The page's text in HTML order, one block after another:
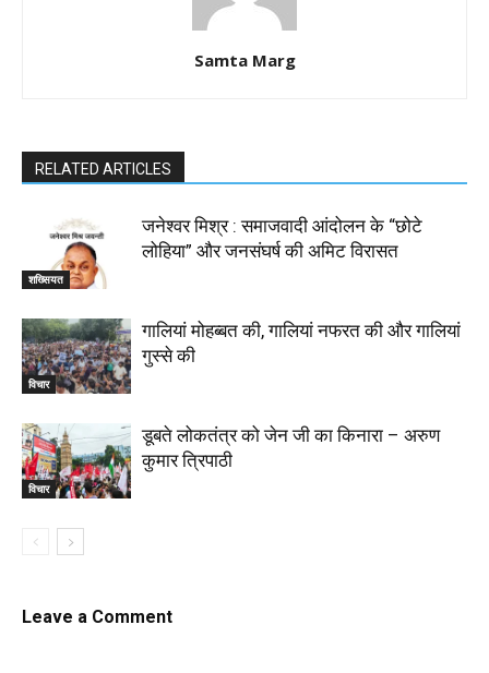
Samta Marg
RELATED ARTICLES
शख्सियत
जनेश्वर मिश्र : समाजवादी आंदोलन के “छोटे
लोहिया” और जनसंघर्ष की अमिट विरासत
विचार
गालियां मोहब्बत की, गालियां नफरत की और गालियां
गुस्से की
विचार
डूबते लोकतंत्र को जेन जी का किनारा – अरुण
कुमार त्रिपाठी
Leave a Comment